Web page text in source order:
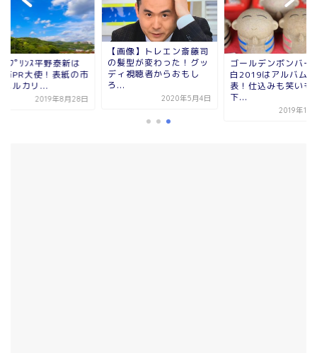
ｸﾌﾟﾘﾝｽ平野泰新は
市PR大使！表紙の市
メルカリ...
2019年8月28日
【画像】トレエン斎藤司
の髪型が変わった！グッ
ディ視聴者からおもし
ろ...
2020年5月4日
ゴールデンボンバー
白2019はアルバム発
表！仕込みも笑いも
下...
2019年11